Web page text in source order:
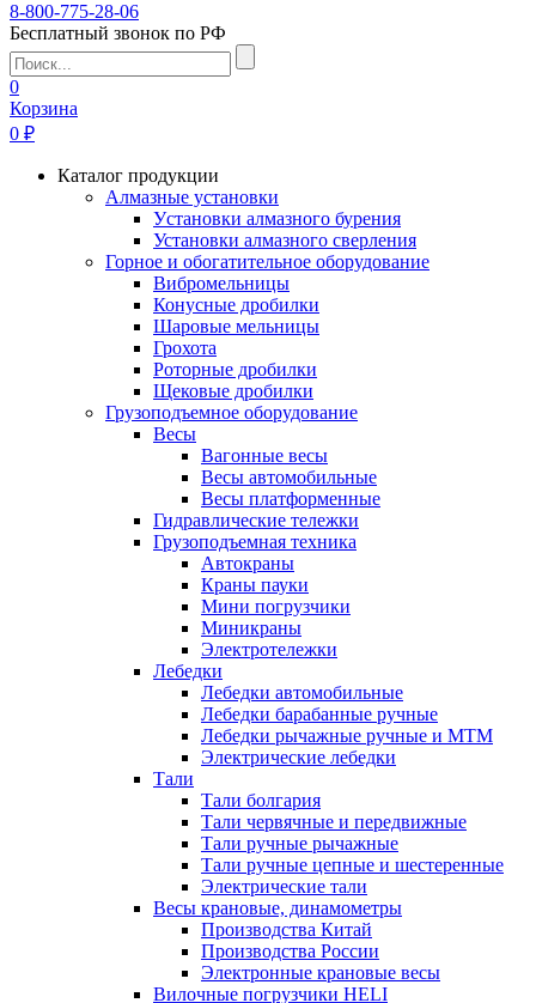
8-800-775-28-06
Бесплатный звонок по РФ
0
Корзина
0 ₽
Каталог продукции
Алмазные установки
Уcтановки алмазного бурения
Установки алмазного сверления
Горное и обогатительное оборудование
Вибромельницы
Конусные дробилки
Шаровые мельницы
Грохота
Роторные дробилки
Щековые дробилки
Грузоподъемное оборудование
Весы
Вагонные весы
Весы автомобильные
Весы платформенные
Гидравлические тележки
Грузоподъемная техника
Автокраны
Краны пауки
Мини погрузчики
Миникраны
Электротележки
Лебедки
Лебедки автомобильные
Лебедки барабанные ручные
Лебедки рычажные ручные и МТМ
Электрические лебедки
Тали
Тали болгария
Тали червячные и передвижные
Тали ручные рычажные
Тали ручные цепные и шестеренные
Электрические тали
Весы крановые, динамометры
Производства Китай
Производства России
Электронные крановые весы
Вилочные погрузчики HELI